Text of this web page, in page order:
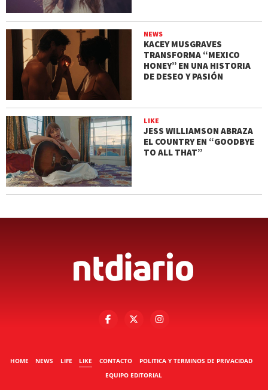
NEWS
KACEY MUSGRAVES
TRANSFORMA “MEXICO
HONEY” EN UNA HISTORIA
DE DESEO Y PASIÓN
LIKE
JESS WILLIAMSON ABRAZA
EL COUNTRY EN “GOODBYE
TO ALL THAT”
HOME NEWS LIFE LIKE CONTACTO
POLITICA Y TERMINOS DE PRIVACIDAD
EQUIPO EDITORIAL